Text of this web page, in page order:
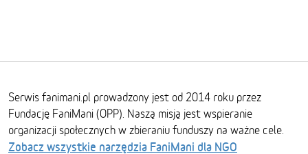
Serwis fanimani.pl prowadzony jest od 2014 roku przez
Fundację FaniMani (OPP). Naszą misją jest wspieranie
organizacji społecznych w zbieraniu funduszy na ważne cele.
Zobacz wszystkie narzędzia FaniMani dla NGO